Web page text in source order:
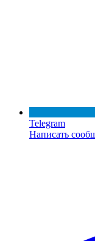
Telegram
Написать